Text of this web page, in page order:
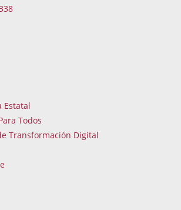
Estatal
Todos
Transformación Digital